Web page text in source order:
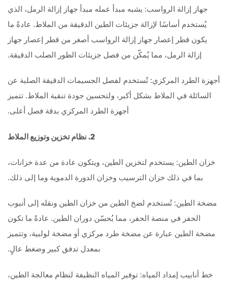
جهاز إزالة الرواسب: يشبه مبدأ عمله مبدأ جهاز إزالة الرمل، الذي
يُستخدم أساسًا لإزالة جزيئات الطين الدقيقة من الملاط. عادةً ما
يكون قطر إعصار جهاز إزالة الرواسب أصغر من قطر إعصار جهاز
إزالة الرمل، مما يُمكّن من فصل جزيئات الطور الصلب الدقيقة.
أجهزة الطرد المركزي: تُستخدم لفصل الجسيمات الدقيقة الصلبة عن
السائلة في الملاط بشكل أكبر، ولتحسين جودة تنقية الملاط. تتميز
أجهزة الطرد المركزي بدقة فصل أعلى.
2. نظام تخزين وتوزيع الملاط
خزان الطين: يستخدم لتخزين الطين، ويتكون عادة من عدة خزانات،
بما في ذلك خزان الترسيب وخزان الدورة الدموية وما إلى ذلك.
مضخة الطين: تُستخدم لضخ الطين من خزان الطين ونقله إلى أنبوب
الحفر في منصة الحفر، مما يُحسّن دوران الطين. عادةً ما تكون
مضخة الطين عبارة عن مضخة طرد مركزي أو مضخة لولبية، وتتميز
بمعدل تدفق كبير وضغط عالٍ.
خط أنابيب إمداد المياه: توفير المياه النظيفة لنظام معالجة الطين،